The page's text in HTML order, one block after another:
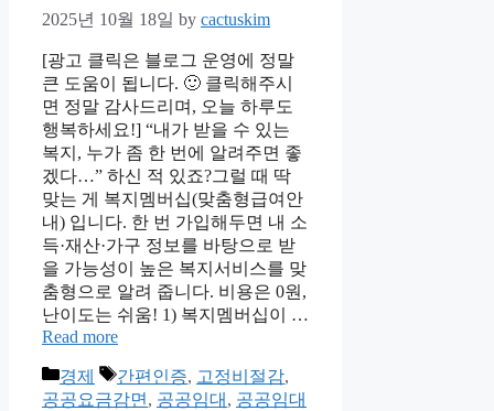
2025년 10월 18일 by cactuskim
[광고 클릭은 블로그 운영에 정말
큰 도움이 됩니다. 🙂 클릭해주시
면 정말 감사드리며, 오늘 하루도
행복하세요!] “내가 받을 수 있는
복지, 누가 좀 한 번에 알려주면 좋
겠다…” 하신 적 있죠?그럴 때 딱
맞는 게 복지멤버십(맞춤형급여안
내) 입니다. 한 번 가입해두면 내 소
득·재산·가구 정보를 바탕으로 받
을 가능성이 높은 복지서비스를 맞
춤형으로 알려 줍니다. 비용은 0원,
난이도는 쉬움! 1) 복지멤버십이 …
Read more
Categories
경제 Tags
간편인증, 고정비절감,
공공요금감면 , 공공임대 , 공공임대